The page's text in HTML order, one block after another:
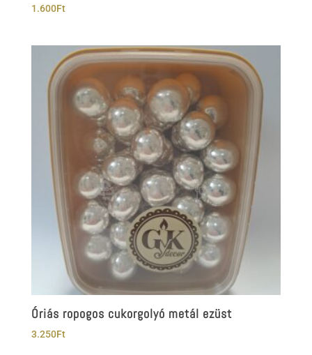
1.600Ft
Óriás ropogos cukorgolyó metál ezüst
3.250Ft